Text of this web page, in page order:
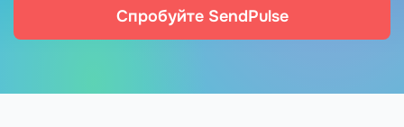
Спробуйте SendPulse